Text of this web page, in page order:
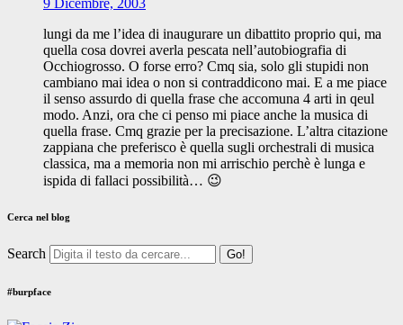
9 Dicembre, 2003
lungi da me l’idea di inaugurare un dibattito proprio qui, ma
quella cosa dovrei averla pescata nell’autobiografia di
Occhiogrosso. O forse erro? Cmq sia, solo gli stupidi non
cambiano mai idea o non si contraddicono mai. E a me piace
il senso assurdo di quella frase che accomuna 4 arti in qeul
modo. Anzi, ora che ci penso mi piace anche la musica di
quella frase. Cmq grazie per la precisazione. L’altra citazione
zappiana che preferisco è quella sugli orchestrali di musica
classica, ma a memoria non mi arrischio perchè è lunga e
ispida di fallaci possibilità… 😉
Cerca nel blog
Search
#burpface